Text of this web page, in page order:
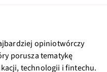
opiniotwórczy
porusza tematykę
technologii i fintechu.